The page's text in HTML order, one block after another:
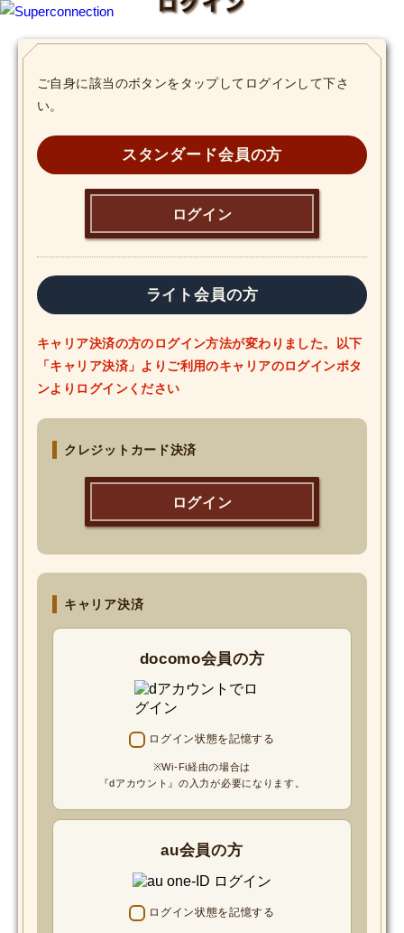
ご自身に該当のボタンをタップしてログインして下さ
い。
スタンダード会員の方
ログイン
ライト会員の方
キャリア決済の方のログイン方法が変わりました。以下
「キャリア決済」よりご利用のキャリアのログインボタ
ンよりログインください
クレジットカード決済
ログイン
キャリア決済
docomo会員の方
ログイン状態を記憶する
※Wi-Fi経由の場合は
『dアカウント』の入力が必要になります。
au会員の方
ログイン状態を記憶する
INFO
SHIHO’s DIARY
STAFF DIARY
SHIHO’s VOICE
We Spy!
SPECIAL
#Throwback
MOVIE
Monostagram
DOWNLOAD
SHIHO’s Q&A